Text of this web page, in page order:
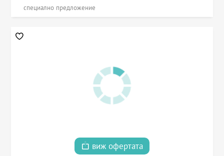
специално предложение
виж офертата